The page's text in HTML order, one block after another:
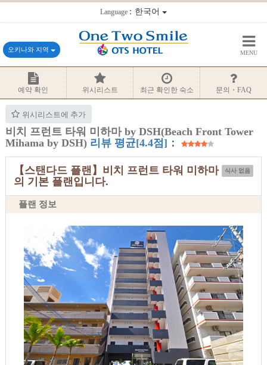
Language：한국어
오키나와 지역 MENU
예약 확인 위시리스트 최근 확인한 숙소 문의・FAQ
위시리스트에 추가
비치 프런트 타워 미하마 by DSH(Beach Front Tower
Mihama by DSH) 리뷰 평균[4.4점]：
식사 없음
【스탠다드 플랜】비치 프런트 타워 미하마
의 기본 플랜입니다.
플랜 정보